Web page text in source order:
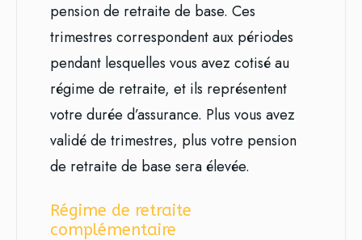
pension de retraite de base. Ces
trimestres correspondent aux périodes
pendant lesquelles vous avez cotisé au
régime de retraite, et ils représentent
votre durée d’assurance. Plus vous avez
validé de trimestres, plus votre pension
de retraite de base sera élevée.
Régime de retraite
complémentaire